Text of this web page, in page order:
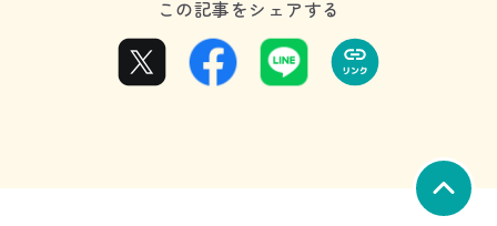
この記事をシェアする